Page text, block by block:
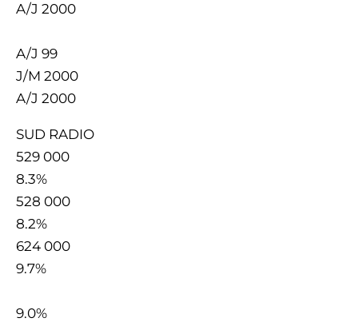
A/J 2000
A/J 99
J/M 2000
A/J 2000
SUD RADIO
529 000
8.3%
528 000
8.2%
624 000
9.7%
9.0%